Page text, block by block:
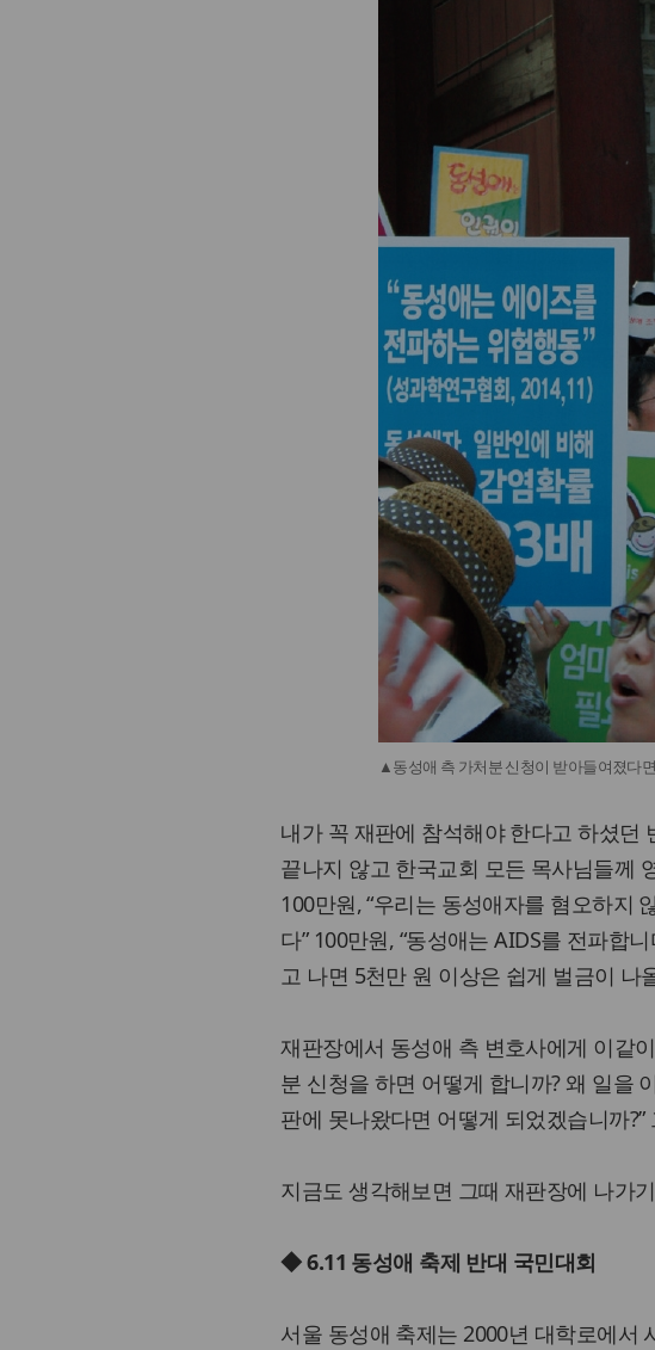
▲동성애 측 가처분 신청이 받아들여졌다
내가 꼭 재판에 참석해야 한다고 하셨던
끝나지 않고 한국교회 모든 목사님들께
100만원, “우리는 동성애자를 혐오하지
다” 100만원, “동성애는 AIDS를 전파합
고 나면 5천만 원 이상은 쉽게 벌금이 나
재판장에서 동성애 측 변호사에게 이같
분 신청을 하면 어떻게 합니까? 왜 일을
판에 못나왔다면 어떻게 되었겠습니까
지금도 생각해보면 그때 재판장에 나가
◆ 6.11 동성애 축제 반대 국민대회
서울 동성애 축제는 2000년 대학로에서